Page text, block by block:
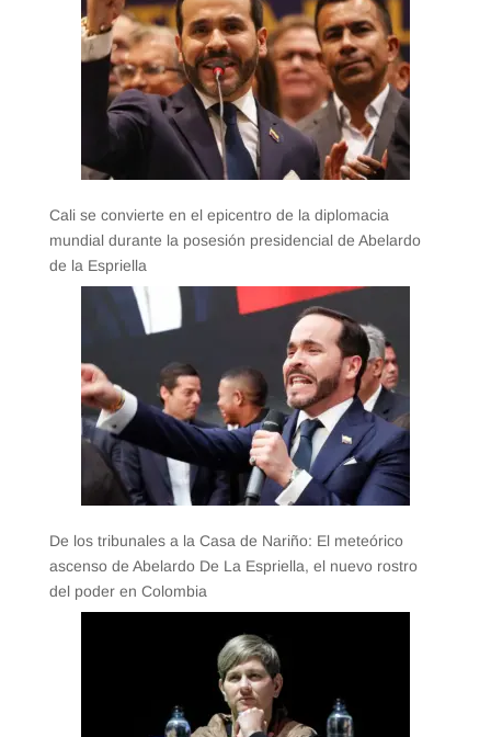
Cali se convierte en el epicentro de la diplomacia
mundial durante la posesión presidencial de Abelardo
de la Espriella
De los tribunales a la Casa de Nariño: El meteórico
ascenso de Abelardo De La Espriella, el nuevo rostro
del poder en Colombia